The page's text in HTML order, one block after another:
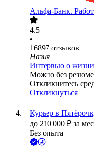
Альфа-Банк.
4.5
•
16897 отзывов
Назия
Интервью о
Можно без резюме
Откликнитесь
Откликнуться
Курьер в
до 210 000 ₽ за
Без опыта